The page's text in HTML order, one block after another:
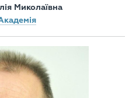
Миколаївна